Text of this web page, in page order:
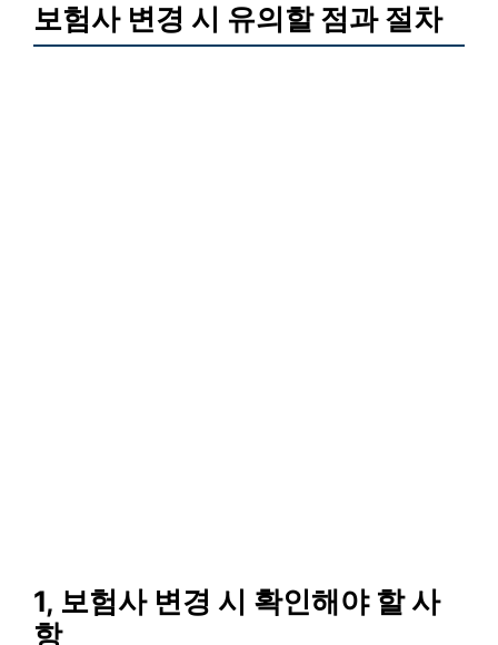
보험사 변경 시 유의할 점과 절차
1, 보험사 변경 시 확인해야 할 사
항